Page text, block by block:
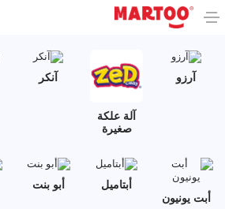
آرزو
آلة علكة
صغيرة
آنكر
أبت يونيون
أبتاميل أبو بنت